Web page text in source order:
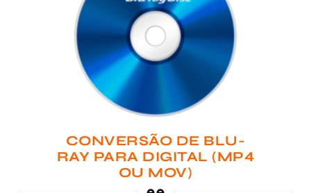
CONVERSÃO DE BLU-
RAY PARA DIGITAL (MP4
OU MOV)